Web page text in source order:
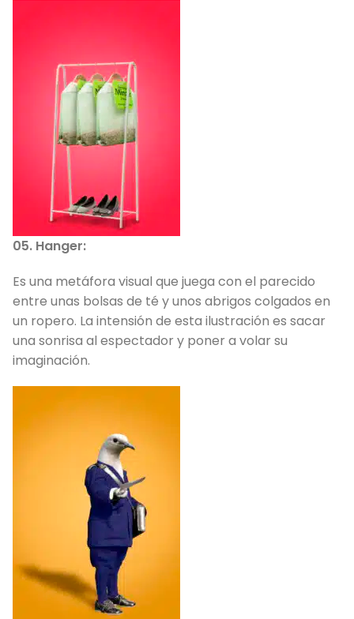
05. Hanger:
Es una metáfora visual que juega con el parecido
entre unas bolsas de té y unos abrigos colgados en
un ropero. La intensión de esta ilustración es sacar
una sonrisa al espectador y poner a volar su
imaginación.